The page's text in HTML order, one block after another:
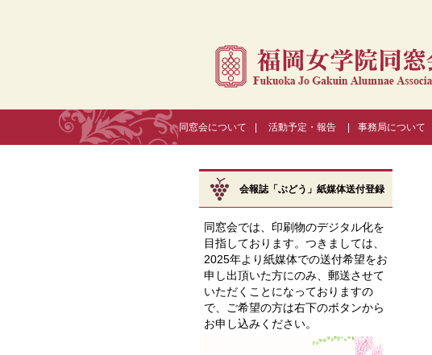
同窓会について 活動予定・報告 事務局について
会報誌「ぶどう」紙媒体送付登録
同窓会では、印刷物のデジタル化を
目指しております。つきましては、
2025年より紙媒体での送付希望をお
申し出頂いた方にのみ、郵送させて
いただくことになっておりますの
で、ご希望の方は右下のボタンから
お申し込みください。